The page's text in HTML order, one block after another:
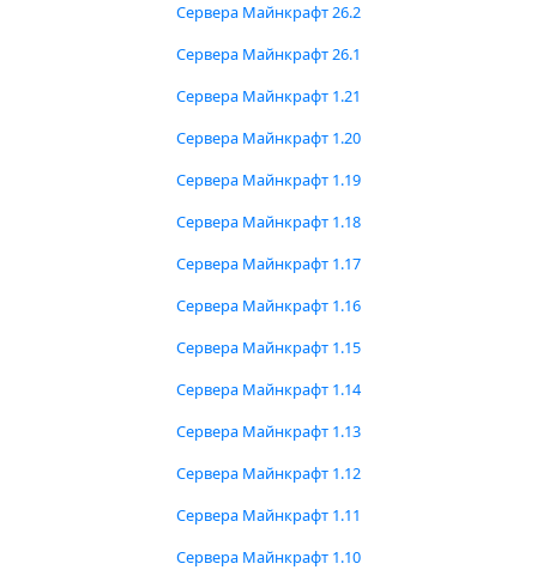
Сервера Майнкрафт 26.2
Сервера Майнкрафт 26.1
Сервера Майнкрафт 1.21
Сервера Майнкрафт 1.20
Сервера Майнкрафт 1.19
Сервера Майнкрафт 1.18
Сервера Майнкрафт 1.17
Сервера Майнкрафт 1.16
Сервера Майнкрафт 1.15
Сервера Майнкрафт 1.14
Сервера Майнкрафт 1.13
Сервера Майнкрафт 1.12
Сервера Майнкрафт 1.11
Сервера Майнкрафт 1.10